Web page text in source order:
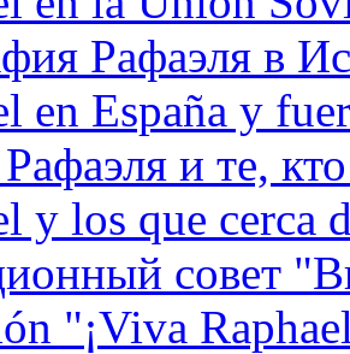
Рафаэля в
en España y
и те,
y los que cerca
совет
"¡Viva